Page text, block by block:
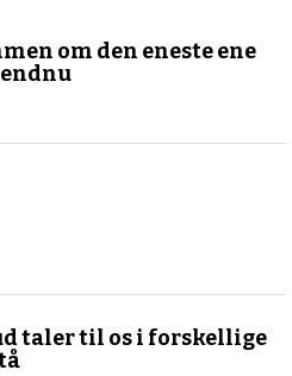
om den eneste ene
taler til os i forskellige